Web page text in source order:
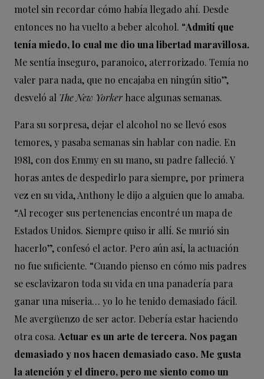
motel sin recordar cómo había llegado ahí. Desde
entonces no ha vuelto a beber alcohol. “Admití que
tenía miedo, lo cual me dio una libertad maravillosa.
Me sentía inseguro, paranoico, aterrorizado. Temía no
valer para nada, que no encajaba en ningún sitio”,
desveló al The New Yorker hace algunas semanas.
Para su sorpresa, dejar el alcohol no se llevó esos
temores, y pasaba semanas sin hablar con nadie. En
1981, con dos Emmy en su mano, su padre falleció. Y
horas antes de despedirlo para siempre, por primera
vez en su vida, Anthony le dijo a alguien que lo amaba.
“Al recoger sus pertenencias encontré un mapa de
Estados Unidos. Siempre quiso ir allí. Se murió sin
hacerlo”, confesó el actor. Pero aún así, la actuación
no fue suficiente. “Cuando pienso en cómo mis padres
se esclavizaron toda su vida en una panadería para
ganar una miseria… yo lo he tenido demasiado fácil.
Me avergüenzo de ser actor. Debería estar haciendo
otra cosa. Actuar es un arte de tercera. Nos pagan
demasiado y nos hacen demasiado caso. Me gusta
la atención y el dinero, pero me siento como un